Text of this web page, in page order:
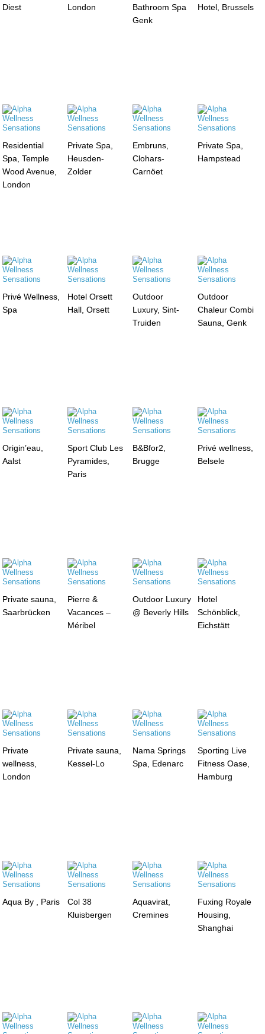
Diest London
Bathroom Spa
Genk
Hotel, Brussels
Residential
Spa, Temple
Wood Avenue,
London
Private Spa,
Heusden-
Zolder
Embruns,
Clohars-
Carnöet
Private Spa,
Hampstead
Privé Wellness,
Spa
Hotel Orsett
Hall, Orsett
Outdoor
Luxury, Sint-
Truiden
Outdoor
Chaleur Combi
Sauna, Genk
Origin’eau,
Aalst
Sport Club Les
Pyramides,
Paris
B&Bfor2,
Brugge
Privé wellness,
Belsele
Private sauna,
Saarbrücken
Pierre &
Vacances –
Méribel
Outdoor Luxury
@ Beverly Hills
Hotel
Schönblick,
Eichstätt
Private
wellness,
London
Private sauna,
Kessel-Lo
Nama Springs
Spa, Edenarc
Sporting Live
Fitness Oase,
Hamburg
Aqua By , Paris
Col 38
Kluisbergen
Aquavirat,
Cremines
Fuxing Royale
Housing,
Shanghai